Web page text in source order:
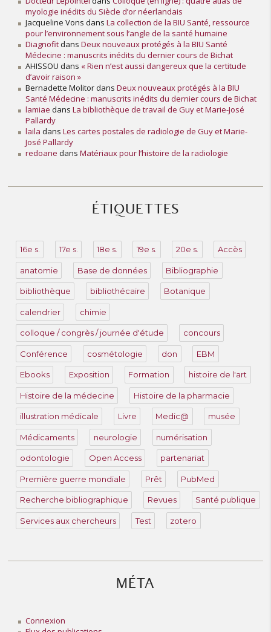
myologie inédits du Siècle d’or néerlandais
Jacqueline Vons dansLa collection de la BIU Santé, ressource
pour l’environnement sous l’angle de la santé humaine
DiagnofitdansDeux nouveaux protégés à la BIU Santé
Médecine : manuscrits inédits du dernier cours de Bichat
AHISSOU dans « Rien n’est aussi dangereux que la certitude
d’avoir raison »
Bernadette MolitordansDeux nouveaux protégés à la BIU
Santé Médecine : manuscrits inédits du dernier cours de Bichat
lamiae dansLa bibliothèque de travail de Guy et Marie-José
Pallardy
laila dansLes cartes postales de radiologie de Guy et Marie-
José Pallardy
redoane dansMatériaux pour l’histoire de la radiologie
ÉTIQUETTES
16e s. 17e s. 18e s. 19e s. 20e s. Accès
anatomie Base de données Bibliographie
bibliothèque bibliothécaire Botanique
calendrier chimie
colloque / congrès / journée d'étude concours
Conférence cosmétologie don EBM
Ebooks Exposition Formation histoire de l'art
Histoire de la médecine Histoire de la pharmacie
illustration médicale Livre Medic@ musée
Médicaments neurologie numérisation
odontologie Open Access partenariat
Première guerre mondiale Prêt PubMed
Recherche bibliographique Revues Santé publique
Services aux chercheurs Test zotero
MÉTA
Connexion